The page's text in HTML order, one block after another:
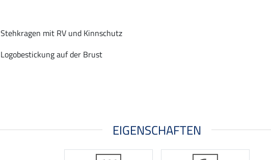
Stehkragen mit RV und Kinnschutz
Logobestickung auf der Brust
EIGENSCHAFTEN